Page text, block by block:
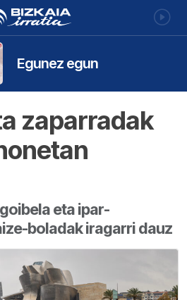
Egunez egun
zaparradak
eta ipar-
boladak iragarri dauz